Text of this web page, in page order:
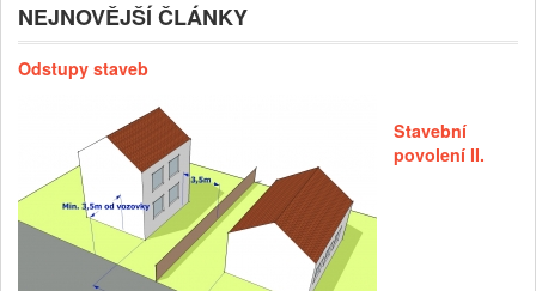
NEJNOVĚJŠÍ ČLÁNKY
Odstupy staveb
Stavební
povolení II.